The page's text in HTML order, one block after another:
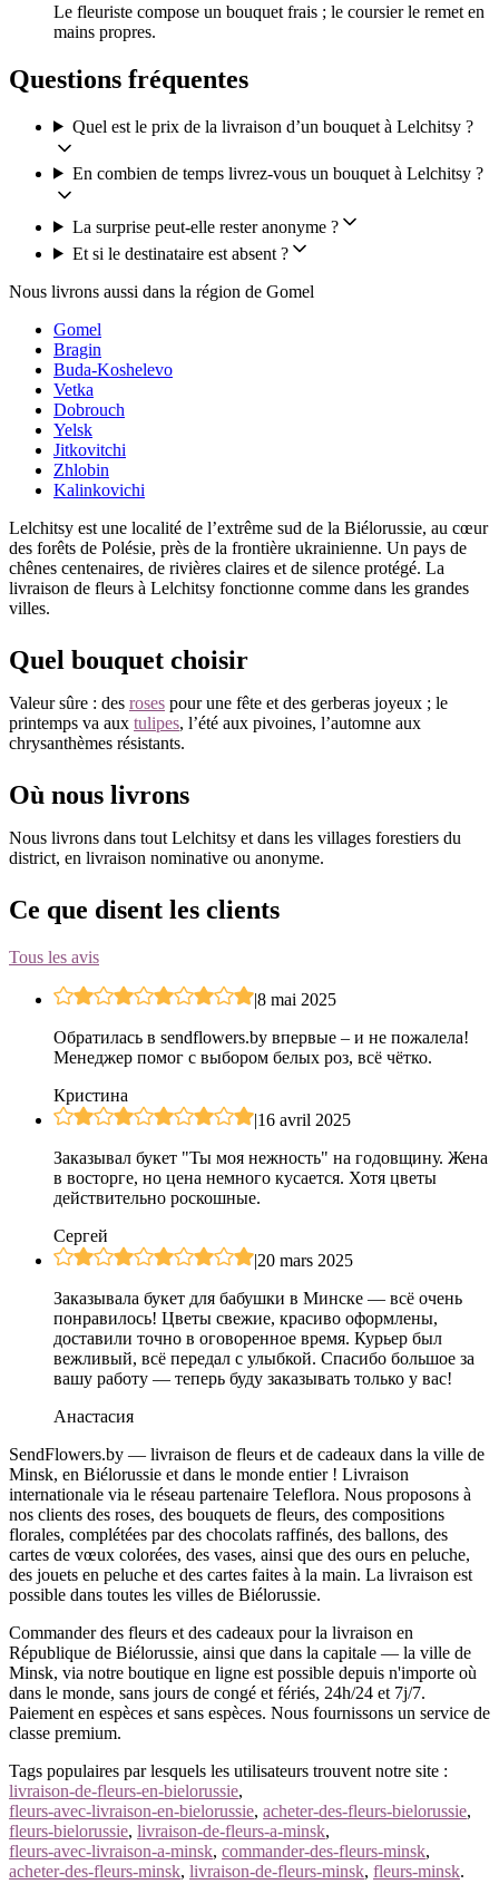
Le fleuriste compose un bouquet frais ; le coursier le remet en
mains propres.
Questions fréquentes
Quel est le prix de la livraison d’un bouquet à Lelchitsy ?
En combien de temps livrez-vous un bouquet à Lelchitsy ?
La surprise peut-elle rester anonyme ?
Et si le destinataire est absent ?
Nous livrons aussi dans la région de Gomel
Gomel
Bragin
Buda-Koshelevo
Vetka
Dobrouch
Yelsk
Jitkovitchi
Zhlobin
Kalinkovichi
Lelchitsy est une localité de l’extrême sud de la Biélorussie, au cœur
des forêts de Polésie, près de la frontière ukrainienne. Un pays de
chênes centenaires, de rivières claires et de silence protégé. La
livraison de fleurs à Lelchitsy fonctionne comme dans les grandes
villes.
Quel bouquet choisir
Valeur sûre : des roses pour une fête et des gerberas joyeux ; le
printemps va aux tulipes, l’été aux pivoines, l’automne aux
chrysanthèmes résistants.
Où nous livrons
Nous livrons dans tout Lelchitsy et dans les villages forestiers du
district, en livraison nominative ou anonyme.
Ce que disent les clients
Tous les avis
|8 mai 2025
Обратилась в sendflowers.by впервые – и не пожалела!
Менеджер помог с выбором белых роз, всё чётко.
Кристина
|16 avril 2025
Заказывал букет "Ты моя нежность" на годовщину. Жена
в восторге, но цена немного кусается. Хотя цветы
действительно роскошные.
Сергей
|20 mars 2025
Заказывала букет для бабушки в Минске — всё очень
понравилось! Цветы свежие, красиво оформлены,
доставили точно в оговоренное время. Курьер был
вежливый, всё передал с улыбкой. Спасибо большое за
вашу работу — теперь буду заказывать только у вас!
Анастасия
SendFlowers.by — livraison de fleurs et de cadeaux dans la ville de
Minsk, en Biélorussie et dans le monde entier ! Livraison
internationale via le réseau partenaire Teleflora. Nous proposons à
nos clients des roses, des bouquets de fleurs, des compositions
florales, complétées par des chocolats raffinés, des ballons, des
cartes de vœux colorées, des vases, ainsi que des ours en peluche,
des jouets en peluche et des cartes faites à la main. La livraison est
possible dans toutes les villes de Biélorussie.
Commander des fleurs et des cadeaux pour la livraison en
République de Biélorussie, ainsi que dans la capitale — la ville de
Minsk, via notre boutique en ligne est possible depuis n'importe où
dans le monde, sans jours de congé et fériés, 24h/24 et 7j/7.
Paiement en espèces et sans espèces. Nous fournissons un service de
classe premium.
Tags populaires par lesquels les utilisateurs trouvent notre site :
livraison-de-fleurs-en-bielorussie,
fleurs-avec-livraison-en-bielorussie, acheter-des-fleurs-bielorussie,
fleurs-bielorussie, livraison-de-fleurs-a-minsk,
fleurs-avec-livraison-a-minsk, commander-des-fleurs-minsk,
acheter-des-fleurs-minsk, livraison-de-fleurs-minsk, fleurs-minsk.